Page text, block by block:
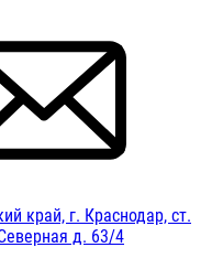
край, г. Краснодар, ст.
д. 63/4